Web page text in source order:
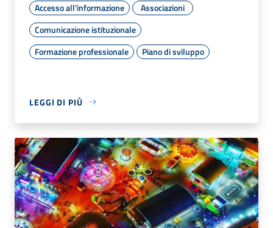
Accesso all'informazione
Associazioni
Comunicazione istituzionale
Formazione professionale
Piano di sviluppo
LEGGI DI PIÙ